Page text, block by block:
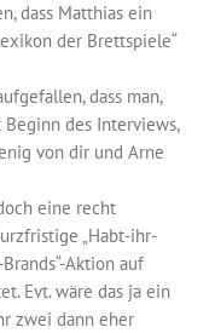
dass Matthias ein
der Brettspiele“
dass man,
Beginn des Interviews,
von dir und Arne
eine recht
„Habt-ihr-
Aktion auf
Evt. wäre das ja ein
zwei dann eher